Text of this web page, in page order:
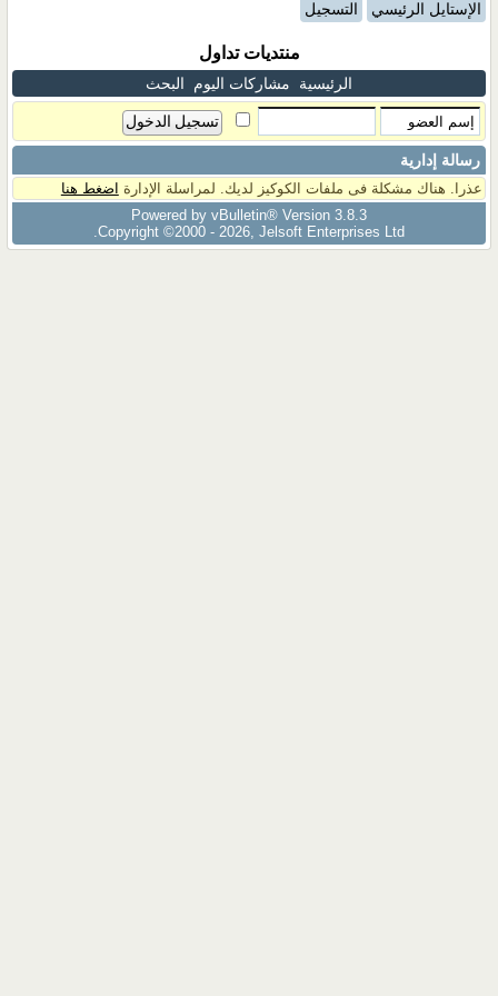
الإستايل الرئيسي التسجيل
منتديات تداول
الرئيسية مشاركات اليوم البحث
رسالة إدارية
عذرا. هناك مشكلة فى ملفات الكوكيز لديك. لمراسلة الإدارة اضغط هنا
Powered by vBulletin® Version 3.8.3
Copyright ©2000 - 2026, Jelsoft Enterprises Ltd.